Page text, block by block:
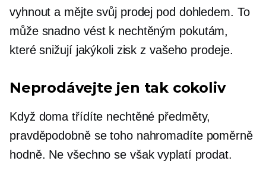
vyhnout a mějte svůj prodej pod dohledem. To
může snadno vést k nechtěným pokutám,
které snižují jakýkoli zisk z vašeho prodeje.
Neprodávejte jen tak cokoliv
Když doma třídíte nechtěné předměty,
pravděpodobně se toho nahromadíte poměrně
hodně. Ne všechno se však vyplatí prodat.